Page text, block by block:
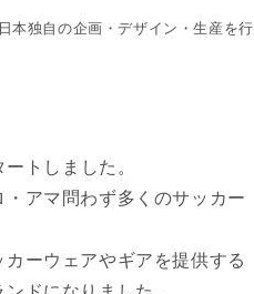
本独自の企画・デザイン・生産を行
トしました。
アマ問わず多くのサッカー
ーウェアやギアを提供する